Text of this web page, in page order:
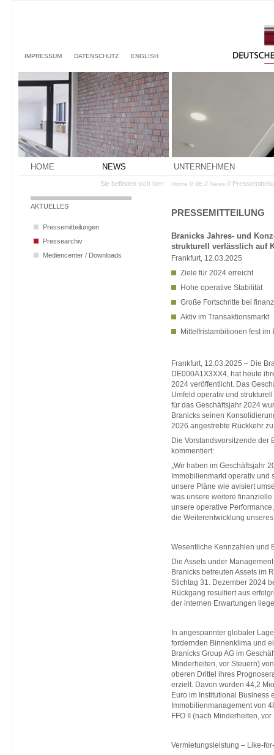
IMPRESSUM DATENSCHUTZ ENGLISH
HOME NEWS UNTERNEHMEN
Sie befinden sich hier: Home // de // News //
AKTUELLES
Pressemitteilungen
Pressearchiv
Mediencenter / Downloads
PRESSEMITTEILUNG
Branicks Jahres- und
strukturell verlässlich auf
Frankfurt, 12.03.2025
Ziele für 2024 erreicht
Hohe operative Stabilität
Große Fortschritte bei
Aktiv im Transaktionsmarkt
Mittelfristambitionen fest im
Frankfurt, 12.03.2025 – Die
DE000A1X3XX4, hat heute
2024 veröffentlicht. Das
Umfeld operativ und
für das Geschäftsjahr 2024
Branicks seinen
2026 angestrebte Rückkehr
Die Vorstandsvorsitzende der
kommentiert:
„Wir haben im Geschäftsjahr
Immobilienmarkt operativ und
unsere Pläne wie avisiert
was unsere weitere
unsere operative
die Weiterentwicklung unseres
Wesentliche Kennzahlen und
Die Assets under
Branicks betreuten Assets im
Stichtag 31. Dezember 2024
Rückgang resultiert aus
der internen Erwartungen
In angespannter globaler
fordernden Binnenklima und
Branicks Group AG im
Minderheiten, vor Steuern)
oberen Drittel ihres
erzielt. Davon wurden 44,2
Euro im Institutional Business
Immobilienmanagement von
FFO II (nach Minderheiten,
Vermietungsleistung – Like-